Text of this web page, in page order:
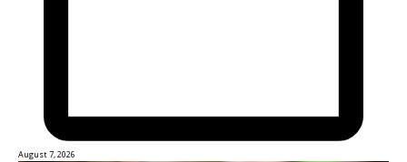
August 7, 2026